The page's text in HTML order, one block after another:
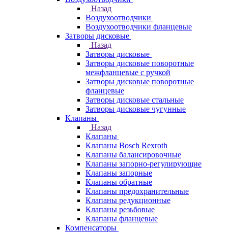
Назад
Воздухоотводчики
Воздухоотводчики фланцевые
Затворы дисковые
Назад
Затворы дисковые
Затворы дисковые поворотные
межфланцевые с ручкой
Затворы дисковые поворотные
фланцевые
Затворы дисковые стальные
Затворы дисковые чугунные
Клапаны
Назад
Клапаны
Клапаны Bosch Rexroth
Клапаны балансировочные
Клапаны запорно-регулирующие
Клапаны запорные
Клапаны обратные
Клапаны предохранительные
Клапаны редукционные
Клапаны резьбовые
Клапаны фланцевые
Компенсаторы